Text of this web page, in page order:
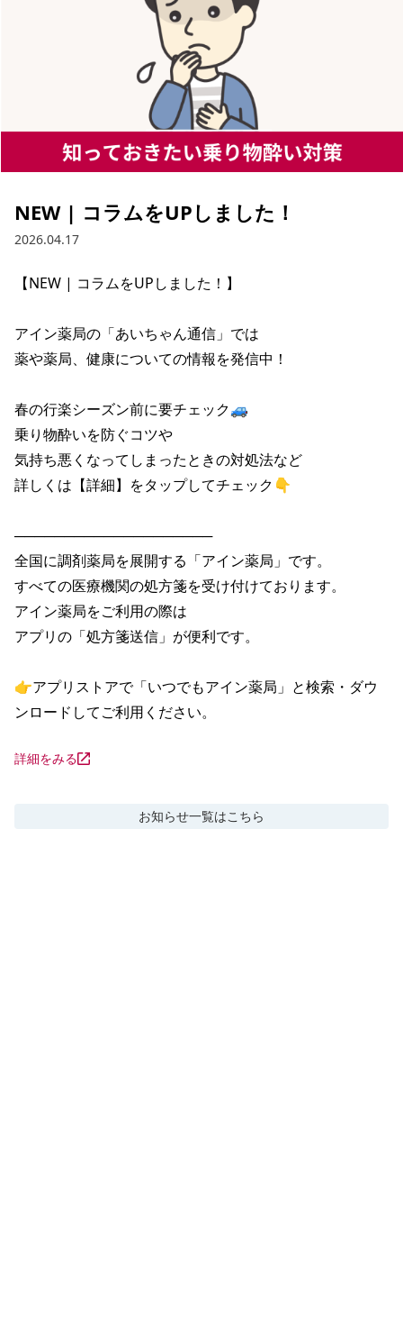
NEW | コラムをUPしました！
2026.04.17
【NEW | コラムをUPしました！】
アイン薬局の「あいちゃん通信」では
薬や薬局、健康についての情報を発信中！
春の行楽シーズン前に要チェック🚙
乗り物酔いを防ぐコツや
気持ち悪くなってしまったときの対処法など
詳しくは【詳細】をタップしてチェック👇
────────────────────
全国に調剤薬局を展開する「アイン薬局」です。
すべての医療機関の処方箋を受け付けております。
アイン薬局をご利用の際は
アプリの「処方箋送信」が便利です。
👉アプリストアで「いつでもアイン薬局」と検索・ダウ
ンロードしてご利用ください。
詳細をみる
お知らせ一覧はこちら